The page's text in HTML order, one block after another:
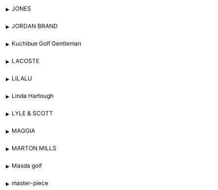
JONES
JORDAN BRAND
Kuchibue Golf Gentleman
LACOSTE
LILALU
Linda Hartough
LYLE & SCOTT
MAGGIA
MARTON MILLS
Masda golf
master-piece